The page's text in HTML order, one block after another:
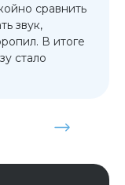
сравнить
звук,
В итоге
стало